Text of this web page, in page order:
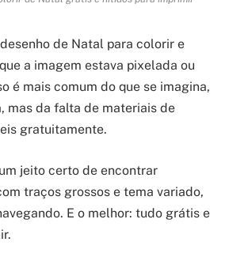
de Natal para colorir e
a imagem estava pixelada ou
é mais comum do que se imagina,
mas da falta de materiais de
gratuitamente.
jeito certo de encontrar
traços grossos e tema variado,
E o melhor: tudo grátis e